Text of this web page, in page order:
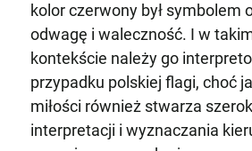
kolor czerwony był symbolem
odwagę i waleczność. I w
kontekście należy go
przypadku polskiej flagi, choć
miłości również stwarza
interpretacji i wyznaczania